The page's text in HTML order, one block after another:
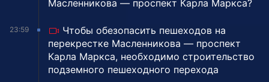
Масленникова — проспект Карла Маркса?
23:59
Чтобы обезопасить пешеходов на
перекрестке Масленникова — проспект
Карла Маркса, необходимо строительство
подземного пешеходного перехода